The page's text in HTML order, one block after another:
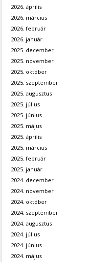
2026. április
2026. március
2026. február
2026. január
2025. december
2025. november
2025. október
2025. szeptember
2025. augusztus
2025. július
2025. június
2025. május
2025. április
2025. március
2025. február
2025. január
2024. december
2024. november
2024. október
2024. szeptember
2024. augusztus
2024. július
2024. június
2024. május